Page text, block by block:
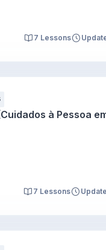
7 Lessons
à Pessoa
7 Lessons